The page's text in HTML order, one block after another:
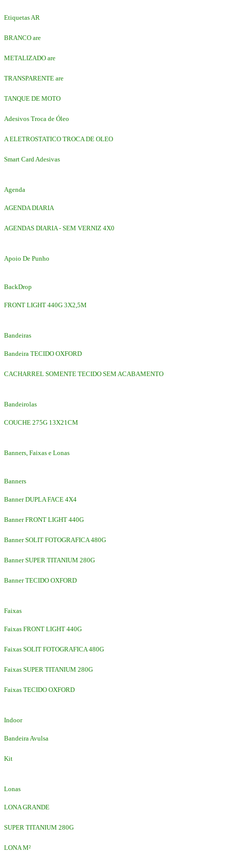
Etiquetas AR
BRANCO are
METALIZADO are
TRANSPARENTE are
TANQUE DE MOTO
Adesivos Troca de Óleo
A ELETROSTATICO TROCA DE OLEO
Smart Card Adesivas
Agenda
AGENDA DIARIA
AGENDAS DIARIA - SEM VERNIZ 4X0
Apoio De Punho
BackDrop
FRONT LIGHT 440G 3X2,5M
Bandeiras
Bandeira TECIDO OXFORD
CACHARREL SOMENTE TECIDO SEM ACABAMENTO
Bandeirolas
COUCHE 275G 13X21CM
Banners, Faixas e Lonas
Banners
Banner DUPLA FACE 4X4
Banner FRONT LIGHT 440G
Banner SOLIT FOTOGRAFICA 480G
Banner SUPER TITANIUM 280G
Banner TECIDO OXFORD
Faixas
Faixas FRONT LIGHT 440G
Faixas SOLIT FOTOGRAFICA 480G
Faixas SUPER TITANIUM 280G
Faixas TECIDO OXFORD
Indoor
Bandeira Avulsa
Kit
Lonas
LONA GRANDE
SUPER TITANIUM 280G
LONA M²